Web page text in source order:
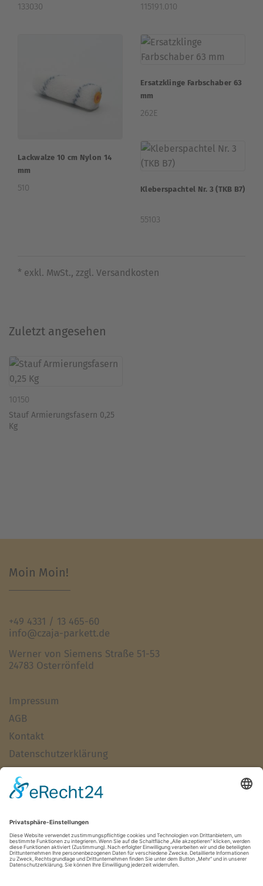
133030 115191.010
Lackwalze 10 cm Nylon 14
mm
510
Ersatzklinge Farbschaber 63
mm
262E
Kleberspachtel Nr. 3 (TKB B7)
55103
* exkl. MwSt., zzgl. Versandkosten
Zuletzt angesehen
10150
Stauf Armierungsfasern 0,25
Kg
Moin Moin!
+49 4331 / 13 465-60
info@czaja-parkett.de
Werner von Siemens Straße 51-53
24783 Osterrönfeld
Impressum
AGB
Kontakt
Datenschutzerklärung